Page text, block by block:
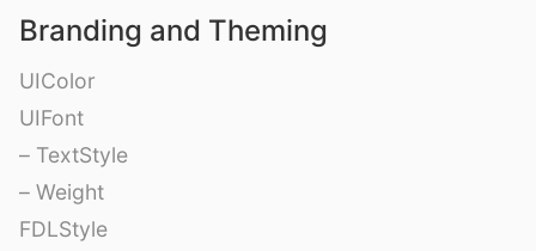
Branding and Theming
UIColor
UIFont
– TextStyle
– Weight
FDLStyle